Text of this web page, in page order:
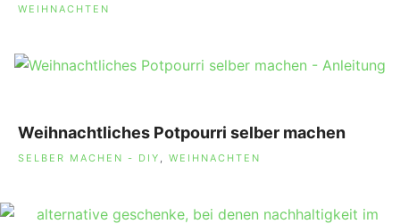
SCHLAGWÖRTER
WEIHNACHTEN
Weihnachtliches Potpourri selber machen
SCHLAGWÖRTER
SELBER MACHEN - DIY , WEIHNACHTEN